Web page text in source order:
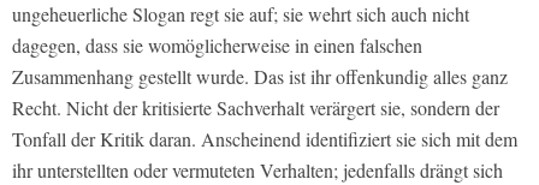
ungeheuerliche Slogan regt sie auf; sie wehrt sich auch nicht
dagegen, dass sie womöglicherweise in einen falschen
Zusammenhang gestellt wurde. Das ist ihr offenkundig alles ganz
Recht. Nicht der kritisierte Sachverhalt verärgert sie, sondern der
Tonfall der Kritik daran. Anscheinend identifiziert sie sich mit dem
ihr unterstellten oder vermuteten Verhalten; jedenfalls drängt sich